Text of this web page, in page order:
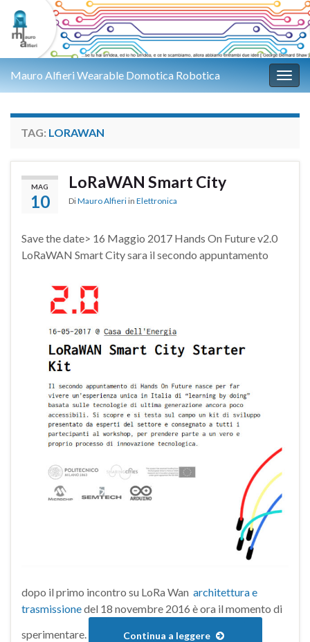
Mauro Alfieri Wearable Domotica Robotica
TAG: LORAWAN
MAG
10
LoRaWAN Smart City
DiMauro Alfieri in Elettronica
Save the date> 16 Maggio 2017 Hands On Future v2.0
LoRaWAN Smart City sara il secondo appuntamento
dopo il primo incontro su LoRa Wan architettura e
trasmissionedel 18 novembre 2016 è ora il momento di
sperimentare.
Continua a leggere